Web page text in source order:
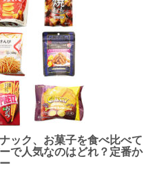
ック、お菓子を食べ比べて
で人気なのはどれ？定番か